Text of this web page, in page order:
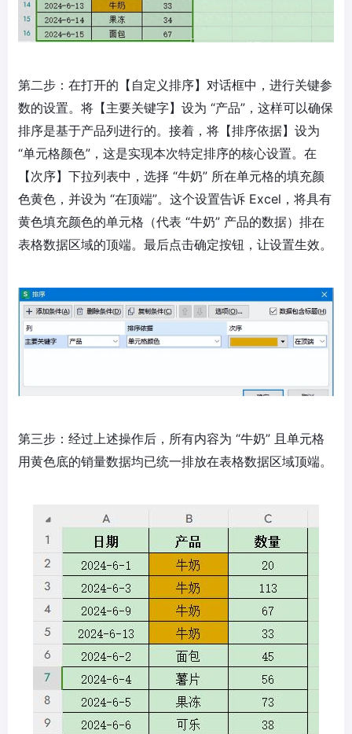
第二步：在打开的【自定义排序】对话框中，进行关键参
数的设置。将【主要关键字】设为 “产品”，这样可以确保
排序是基于产品列进行的。接着，将【排序依据】设为
“单元格颜色”，这是实现本次特定排序的核心设置。在
【次序】下拉列表中，选择 “牛奶” 所在单元格的填充颜
色黄色，并设为 “在顶端”。这个设置告诉 Excel，将具有
黄色填充颜色的单元格（代表 “牛奶” 产品的数据）排在
表格数据区域的顶端。最后点击确定按钮，让设置生效。
第三步：经过上述操作后，所有内容为 “牛奶” 且单元格
用黄色底的销量数据均已统一排放在表格数据区域顶端。